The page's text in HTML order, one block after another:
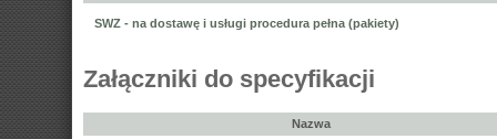
SWZ - na dostawę i usługi procedura pełna (pakiety)
Załączniki do specyfikacji
Nazwa